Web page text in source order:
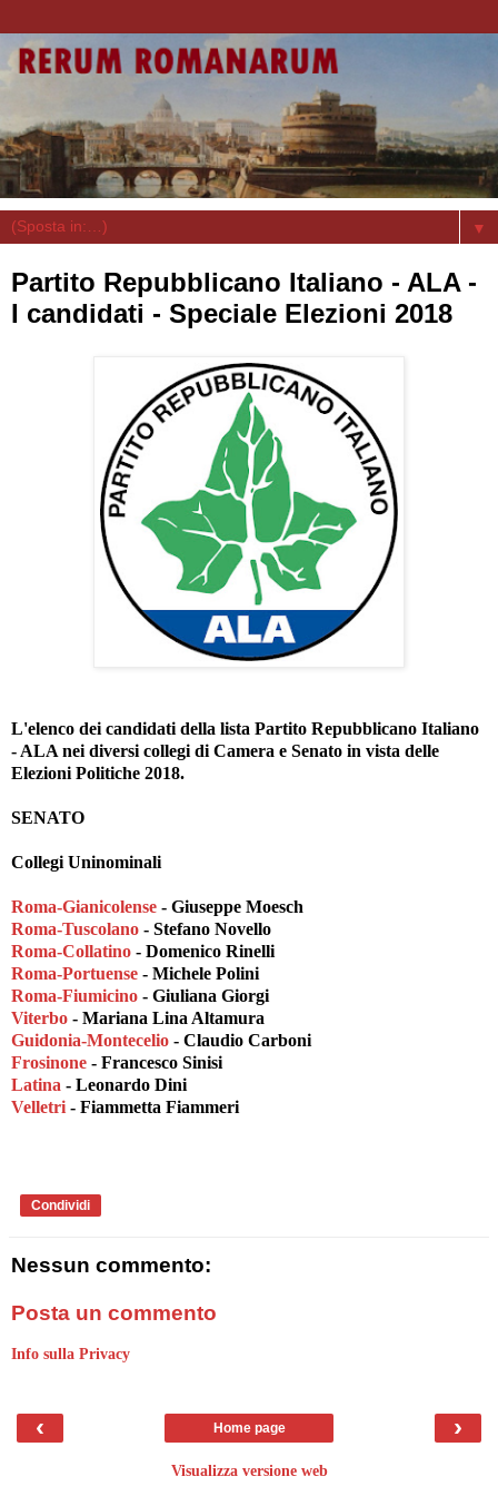
▼
Partito Repubblicano Italiano - ALA -
I candidati - Speciale Elezioni 2018
L'elenco dei candidati della lista Partito Repubblicano Italiano
- ALA nei diversi collegi di Camera e Senato in vista delle
Elezioni Politiche 2018.
SENATO
Collegi Uninominali
Roma-Gianicolense - Giuseppe Moesch
Roma-Tuscolano - Stefano Novello
Roma-Collatino - Domenico Rinelli
Roma-Portuense - Michele Polini
Roma-Fiumicino - Giuliana Giorgi
Viterbo - Mariana Lina Altamura
Guidonia-Montecelio - Claudio Carboni
Frosinone - Francesco Sinisi
Latina - Leonardo Dini
Velletri - Fiammetta Fiammeri
Condividi
Nessun commento:
Posta un commento
Info sulla Privacy
‹ ›
Home page
Visualizza versione web